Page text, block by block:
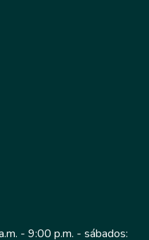
- 9:00 p.m. - sábados: